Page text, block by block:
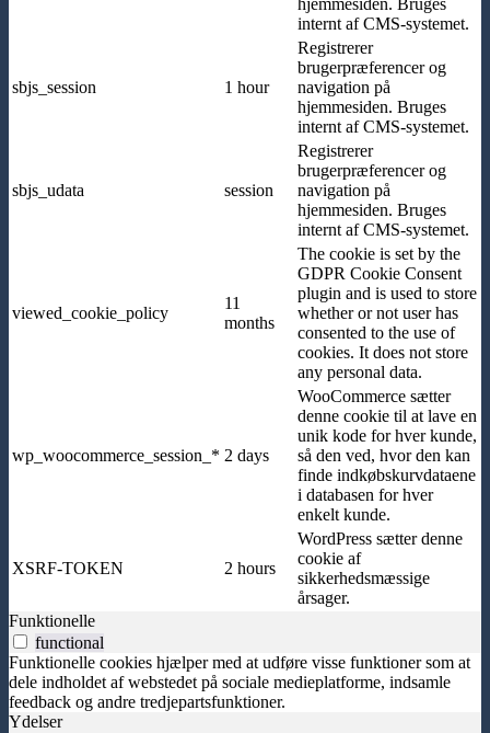
hjemmesiden. Bruges
internt af CMS-systemet.
sbjs_session 1 hour
Registrerer
brugerpræferencer og
navigation på
hjemmesiden. Bruges
internt af CMS-systemet.
sbjs_udata session
Registrerer
brugerpræferencer og
navigation på
hjemmesiden. Bruges
internt af CMS-systemet.
viewed_cookie_policy
11
months
The cookie is set by the
GDPR Cookie Consent
plugin and is used to store
whether or not user has
consented to the use of
cookies. It does not store
any personal data.
wp_woocommerce_session_* 2 days
WooCommerce sætter
denne cookie til at lave en
unik kode for hver kunde,
så den ved, hvor den kan
finde indkøbskurvdataene
i databasen for hver
enkelt kunde.
XSRF-TOKEN 2 hours
WordPress sætter denne
cookie af
sikkerhedsmæssige
årsager.
Funktionelle
functional
Funktionelle cookies hjælper med at udføre visse funktioner som at
dele indholdet af webstedet på sociale medieplatforme, indsamle
feedback og andre tredjepartsfunktioner.
Ydelser